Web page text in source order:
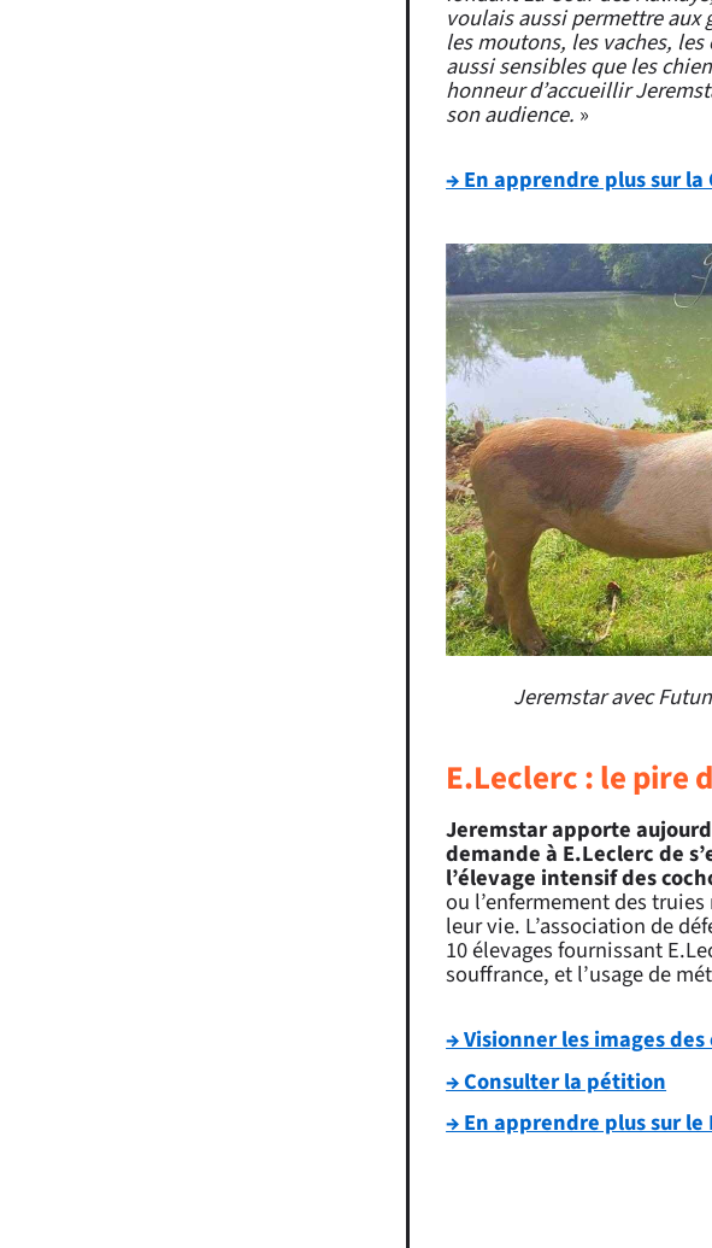
voulais aussi permettre aux
les moutons, les vaches,
aussi sensibles que les
honneur d’accueillir
son audience. »
→ En apprendre plus sur la
Jeremstar avec
E.Leclerc : le pire
Jeremstar apporte
demande à E.Leclerc de
l’élevage intensif des
ou l’enfermement des
leur vie. L’association de
10 élevages fournissant
souffrance, et l’usage de
→ Visionner les images
→ Consulter la pétition
→ En apprendre plus sur